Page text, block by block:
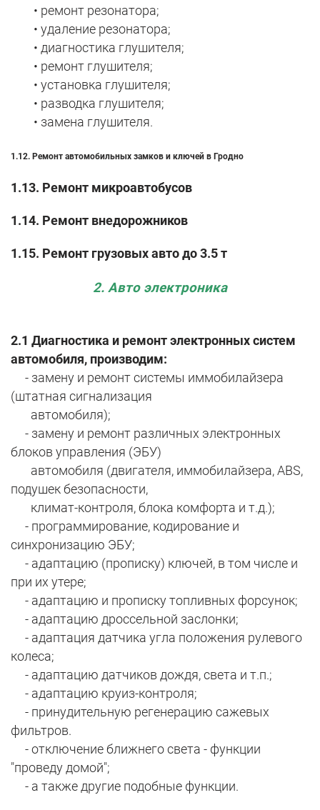
• ремонт резонатора;
• удаление резонатора;
• диагностика глушителя;
• ремонт глушителя;
• установка глушителя;
• разводка глушителя;
• замена глушителя.
1.12. Ремонт автомобильных замков и ключей в Гродно
1.13. Ремонт микроавтобусов
1.14. Ремонт внедорожников
1.15. Ремонт грузовых авто до 3.5 т
2. Авто электроника
2.1 Диагностика и ремонт электронных систем
автомобиля, производим:
- замену и ремонт системы иммобилайзера
(штатная сигнализация
автомобиля);
- замену и ремонт различных электронных
блоков управления (ЭБУ)
автомобиля (двигателя, иммобилайзера, ABS,
подушек безопасности,
климат-контроля, блока комфорта и т.д.);
- программирование, кодирование и
синхронизацию ЭБУ;
- адаптацию (прописку) ключей, в том числе и
при их утере;
- адаптацию и прописку топливных форсунок;
- адаптацию дроссельной заслонки;
- адаптация датчика угла положения рулевого
колеса;
- адаптацию датчиков дождя, света и т.п.;
- адаптацию круиз-контроля;
- принудительную регенерацию сажевых
фильтров.
- отключение ближнего света - функции
"проведу домой";
- а также другие подобные функции.